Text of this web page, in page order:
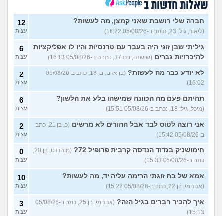
(רוויטל, בת 24)
14
עצות
בנות,אתן הייתן "מסדרות" את
אח שלכם במצב כזה?
(לוחם שקרוב ל'חרור, בן 21)
מסאג׳יסט מעורער
(מסאג׳יסט מעורער, בן 26)
4
עצות
אנחנו מקיימים יחסים עם
בגדים וזה לא מפריע לבעלי,
מה לעשות?
(דיאנה, בת 42)
5
עצות
מחזור לאחר כמה שעות, זה
בטוח?
(שלומי, בן 21)
9
עצות
נשוי מפנטז על ליידיבויס
(מאטיטיהו, בן 37)
4
עצות
למישהו יש עצה איך לדכא את
החשק המיני?
(יפה, בת 43)
עוד שאלות חדשות במדור
שאלות חדשות ב
חברה שלי חושבת שאני קמצן, מה לעשות?
(ליאור, גיל: 23, נכתב ב-05/08/26 16:22)
12
עצות
גיליתי שבן זוגי היה בעבר עם טרנסיות והיו לו אפליקציות
להיכרויות גברים (שושנה, בת 37, כתבה ב-05/08/26 16:13)
6
עצות
לא יודע כבר מה לעשות?
(בן אדם, בן 18, כתב ב-05/08/26
16:02)
2
עצות
תהיתם פעם מה הכוונה שמישהו בלע את הלשון?
(מיכל, גיל: 18, נכתב ב-05/08/26 15:51)
6
עצות
אני רוצה לטוס לבד אבל ההורים לא מרשים
(כ, בן 21, כתב
ב-05/08/26 15:42)
2
עצות
חימושניק בגדוד הנדסה קרבית פרופיל 72?
(מוהנדס, בן 20,
כתב ב-05/08/26 15:33)
0
עצות
אמא של בת זוגתי הרימה עליה יד, מה לעשות?
(אנונימי, בן 22, כתב ב-05/08/26 15:22)
10
עצות
איך להכיר חברים בגיל הזה?
(אנונימי, בן 25, כתב ב-05/08/26
15:13)
3
עצות